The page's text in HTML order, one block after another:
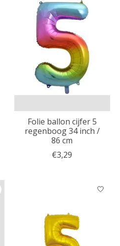
Folie ballon cijfer 5
regenboog 34 inch /
86 cm
€3,29